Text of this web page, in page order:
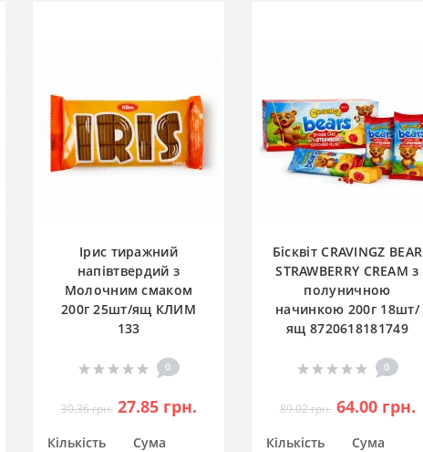
Ірис тиражний
напівтвердий з
Молочним смаком
200г 25шт/ящ КЛИМ
133
0
30.36 грн. 27.85 грн.
Кількість Сума
Бісквіт CRAVINGZ BEAR
STRAWBERRY CREAM з
полуничною
начинкою 200г 18шт/
ящ 8720618181749
0
89.02 грн. 64.00 грн.
Кількість Сума